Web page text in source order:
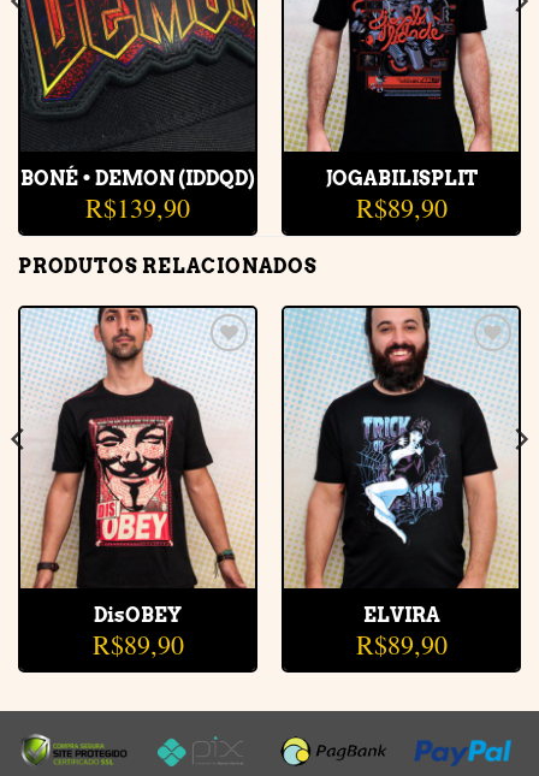
BONÉ • DEMON (IDDQD)
R$139,90
JOGABILISPLIT
R$89,90
PRODUTOS RELACIONADOS
Adicionar
à lista de
desejos
DisOBEY
R$89,90
Adicionar
à lista de
desejos
ELVIRA
R$89,90